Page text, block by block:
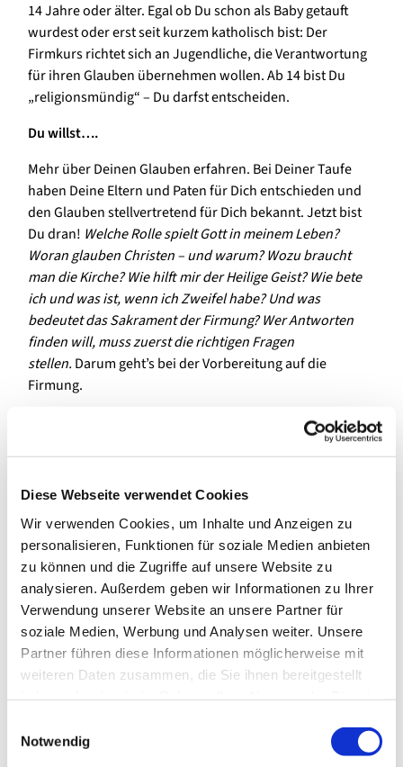
Diese Webseite verwendet Cookies
Wir verwenden Cookies, um Inhalte und Anzeigen zu
personalisieren, Funktionen für soziale Medien anbieten
zu können und die Zugriffe auf unsere Website zu
analysieren. Außerdem geben wir Informationen zu Ihrer
Verwendung unserer Website an unsere Partner für
soziale Medien, Werbung und Analysen weiter. Unsere
Partner führen diese Informationen möglicherweise mit
weiteren Daten zusammen, die Sie ihnen bereitgestellt
Notwendig
14 Jahre oder älter. Egal ob Du schon als Baby getauft
wurdest oder erst seit kurzem katholisch bist: Der
Firmkurs richtet sich an Jugendliche, die Verantwortung
für ihren Glauben übernehmen wollen. Ab 14 bist Du
„religionsmündig“ – Du darfst entscheiden.
Du willst….
Mehr über Deinen Glauben erfahren. Bei Deiner Taufe
haben Deine Eltern und Paten für Dich entschieden und
den Glauben stellvertretend für Dich bekannt. Jetzt bist
Du dran! Welche Rolle spielt Gott in meinem Leben?
Woran glauben Christen – und warum? Wozu braucht
man die Kirche? Wie hilft mir der Heilige Geist? Wie bete
ich und was ist, wenn ich Zweifel habe? Und was
bedeutet das Sakrament der Firmung? Wer Antworten
finden will, muss zuerst die richtigen Fragen
stellen. Darum geht’s bei der Vorbereitung auf die
Firmung.
Dich zum Firmkurs anmelden. Gemeinsam mit anderen
Interessantes diskutieren, Themen vertiefen,
Gemeinschaft erleben, Gott erfahren und manches mehr.
Am Ende entscheidest Du, ob Du gefirmt werden willst
oder nicht.
Die Anmeldung zu den Firmkursen ist nun mit
unstenstehenden Links möglich. Dort findest Du auch
weitere Info zum Infoabend:
Zur Anmeldung für den Kurs in Spandau (Maria, Hilfe d.
Christen & St. Joseph)
Zur Anmeldung für den Kurs in St. Konrad